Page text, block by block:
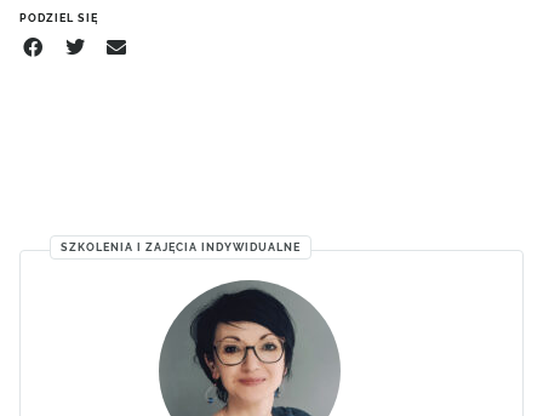
PODZIEL SIĘ
SZKOLENIA I ZAJĘCIA INDYWIDUALNE